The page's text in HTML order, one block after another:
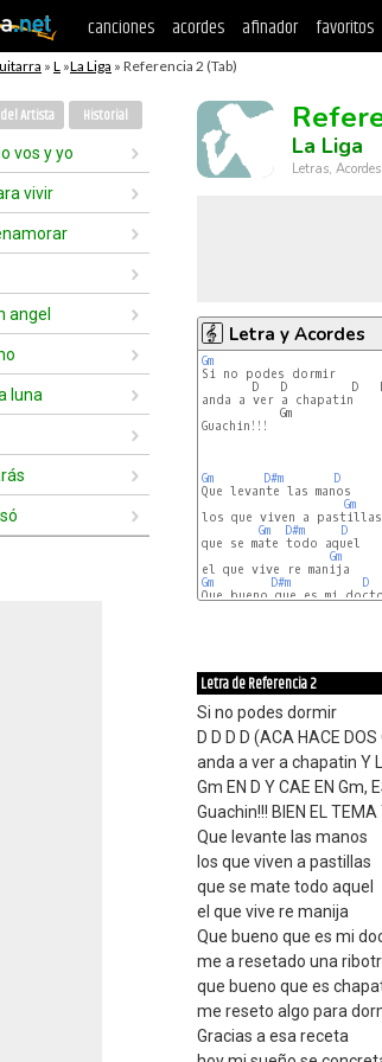
canciones acordes afinador favoritos
» L »La Liga » Referencia 2 (Tab)
del Artista Historial
vos y yo
vivir
angel
luna
La Liga
Letras,
Letra y Acordes
Gm
D   D         D
anda a ver a chapatin
Gm
Guachin!!!
Gm D#m
D
Que levante las manos
Gm
los que viven a pastillas
Gm
D#m
D
que se mate todo aquel
Gm
Gm
D#m
D
Que bueno que es mi
Letra de Referencia 2
Si no podes dormir
D D D D (ACA HACE DOS
anda a ver a chapatin Y
Gm EN D Y CAE EN Gm,
Guachin!!! BIEN EL
Que levante las manos
los que viven a pastillas
que se mate todo aquel
el que vive re manija
Que bueno que es mi
me a resetado una
que bueno que es
me reseto algo para
Gracias a esa receta